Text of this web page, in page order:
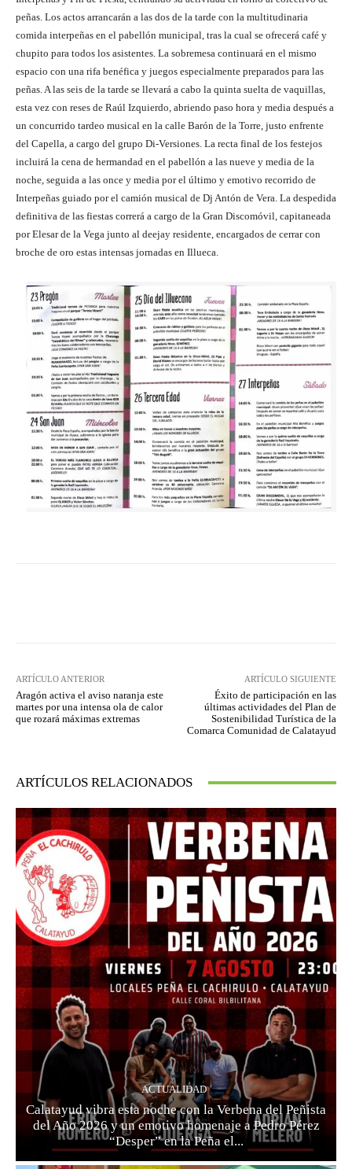
peñas. Los actos arrancarán a las dos de la tarde con la multitudinaria
comida interpeñas en el pabellón municipal, tras la cual se ofrecerá café y
chupito para todos los asistentes. La sobremesa continuará en el mismo
espacio con una rifa benéfica y juegos especialmente preparados para las
peñas. A las seis de la tarde se llevará a cabo la quinta suelta de vaquillas,
esta vez con reses de Raúl Izquierdo, abriendo paso hora y media después a
un concurrido tardeo musical en la calle Barón de la Torre, justo enfrente
del Capella, a cargo del grupo Di-Versiones. La recta final de los festejos
incluirá la cena de hermandad en el pabellón a las nueve y media de la
noche, seguida a las once y media por el último y emotivo recorrido de
Interpeñas guiado por el camión musical de Dj Antón de Vera. La despedida
definitiva de las fiestas correrá a cargo de la Gran Discomóvil, capitaneada
por Elesar de la Vega junto al deejay residente, encargados de cerrar con
broche de oro estas intensas jornadas en Illueca.
ARTÍCULO ANTERIOR
Aragón activa el aviso naranja este
martes por una intensa ola de calor
que rozará máximas extremas
ARTÍCULO SIGUIENTE
Éxito de participación en las
últimas actividades del Plan de
Sostenibilidad Turística de la
Comarca Comunidad de Calatayud
ARTÍCULOS RELACIONADOS
ACTUALIDAD
Calatayud vibra esta noche con la Verbena del Peñista
del Año 2026 y un emotivo homenaje a Pedro Pérez
“Desper” en la Peña el...